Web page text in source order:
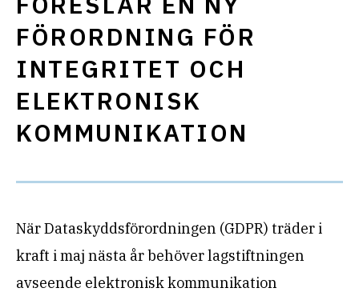
FÖRORDNING FÖR
INTEGRITET OCH
ELEKTRONISK
KOMMUNIKATION
När Dataskyddsförordningen (GDPR) träder i
kraft i maj nästa år behöver lagstiftningen
avseende elektronisk kommunikation